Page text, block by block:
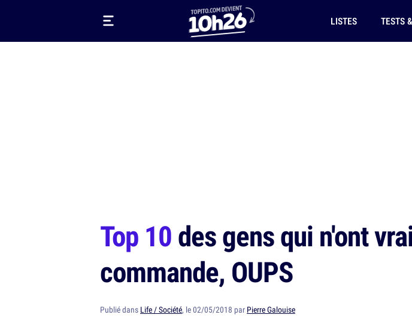
LISTES TESTS
Top 10des gens qui n'ont
commande, OUPS
Publié dans Life / Société, le 02/05/2018 par Pierre Galouise